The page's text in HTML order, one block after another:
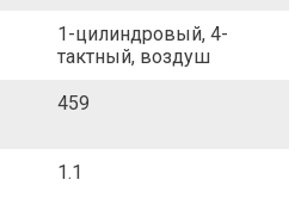
1-цилиндровый, 4-
тактный, воздуш
459
1.1